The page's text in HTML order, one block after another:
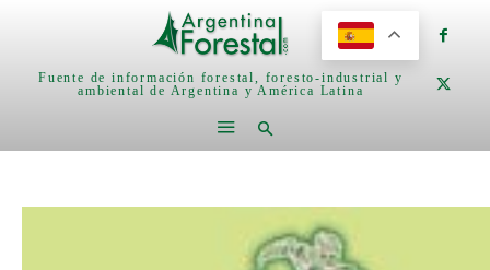
Fuente de información forestal, foresto-industrial y
ambiental de Argentina y América Latina